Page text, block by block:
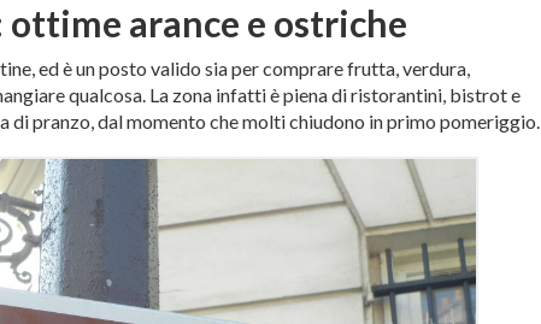
arance e ostriche
ed è un posto valido sia per comprare frutta, verdura,
qualcosa. La zona infatti è piena di ristorantini, bistrot e
di pranzo, dal momento che molti chiudono in primo pomeriggio.